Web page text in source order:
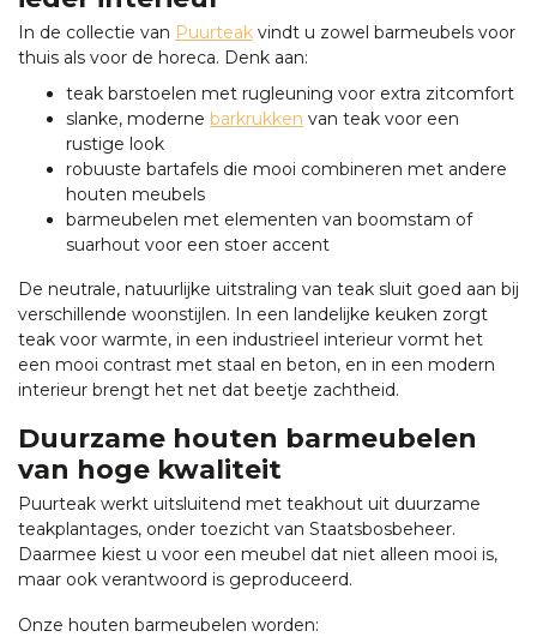
In de collectie van Puurteak vindt u zowel barmeubels voor
thuis als voor de horeca. Denk aan:
teak barstoelen met rugleuning voor extra zitcomfort
slanke, moderne barkrukken van teak voor een
rustige look
robuuste bartafels die mooi combineren met andere
houten meubels
barmeubelen met elementen van boomstam of
suarhout voor een stoer accent
De neutrale, natuurlijke uitstraling van teak sluit goed aan bij
verschillende woonstijlen. In een landelijke keuken zorgt
teak voor warmte, in een industrieel interieur vormt het
een mooi contrast met staal en beton, en in een modern
interieur brengt het net dat beetje zachtheid.
Duurzame houten barmeubelen
van hoge kwaliteit
Puurteak werkt uitsluitend met teakhout uit duurzame
teakplantages, onder toezicht van Staatsbosbeheer.
Daarmee kiest u voor een meubel dat niet alleen mooi is,
maar ook verantwoord is geproduceerd.
Onze houten barmeubelen worden: